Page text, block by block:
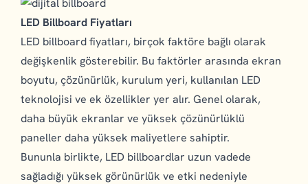
LED Billboard Fiyatları
LED billboard fiyatları, birçok faktöre bağlı olarak
değişkenlik gösterebilir. Bu faktörler arasında ekran
boyutu, çözünürlük, kurulum yeri, kullanılan LED
teknolojisi ve ek özellikler yer alır. Genel olarak,
daha büyük ekranlar ve yüksek çözünürlüklü
paneller daha yüksek maliyetlere sahiptir.
Bununla birlikte, LED billboardlar uzun vadede
sağladığı yüksek görünürlük ve etki nedeniyle